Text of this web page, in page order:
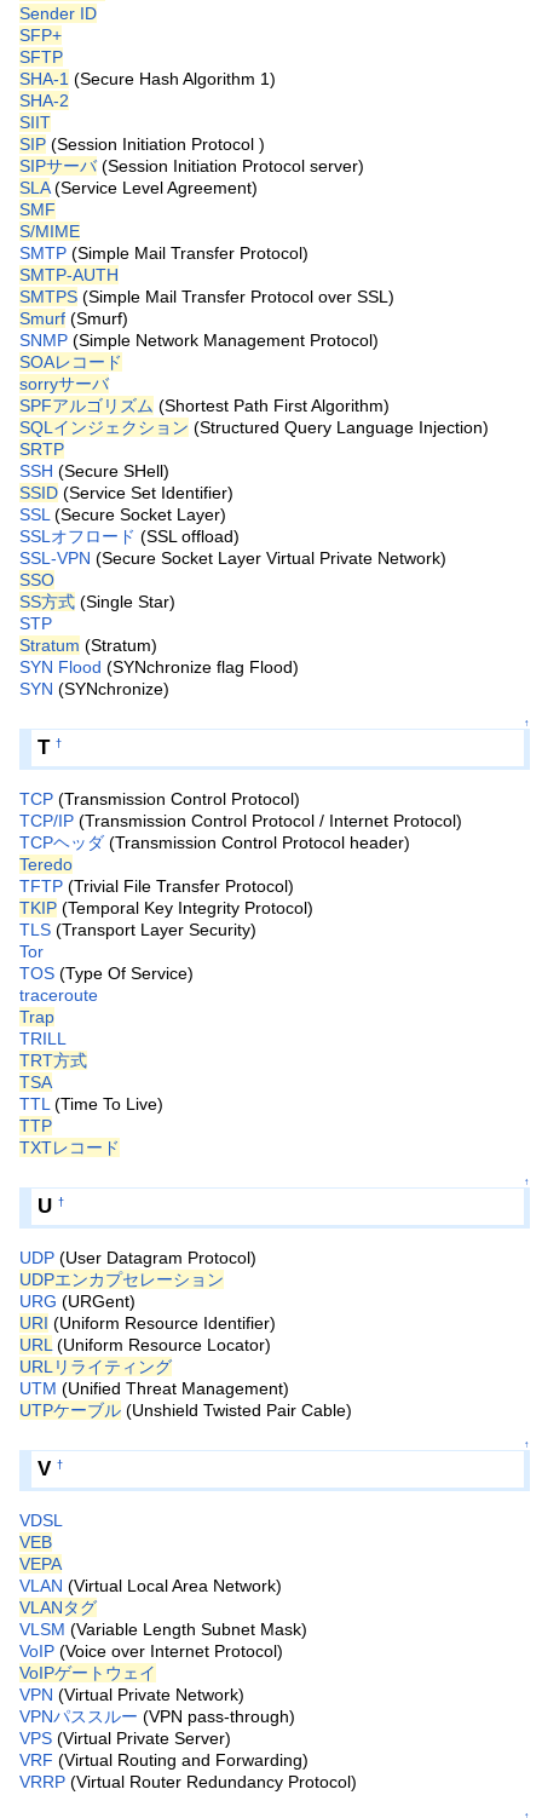
Sender ID
SFP+
SFTP
SHA-1 (Secure Hash Algorithm 1)
SHA-2
SIIT
SIP (Session Initiation Protocol )
SIPサーバ(Session Initiation Protocol server)
SLA(Service Level Agreement)
SMF
S/MIME
SMTP (Simple Mail Transfer Protocol)
SMTP-AUTH
SMTPS (Simple Mail Transfer Protocol over SSL)
Smurf (Smurf)
SNMP (Simple Network Management Protocol)
SOAレコード
sorryサーバ
SPFアルゴリズム (Shortest Path First Algorithm)
SQLインジェクション (Structured Query Language Injection)
SRTP
SSH (Secure SHell)
SSID (Service Set Identifier)
SSL (Secure Socket Layer)
SSLオフロード (SSL offload)
SSL-VPN (Secure Socket Layer Virtual Private Network)
SSO
SS方式 (Single Star)
STP
Stratum (Stratum)
SYN Flood (SYNchronize flag Flood)
SYN (SYNchronize)
↑
T †
TCP (Transmission Control Protocol)
TCP/IP (Transmission Control Protocol / Internet Protocol)
TCPヘッダ (Transmission Control Protocol header)
Teredo
TFTP (Trivial File Transfer Protocol)
TKIP (Temporal Key Integrity Protocol)
TLS (Transport Layer Security)
Tor
TOS (Type Of Service)
traceroute
Trap
TRILL
TRT方式
TSA
TTL (Time To Live)
TTP
TXTレコード
↑
U †
UDP (User Datagram Protocol)
UDPエンカプセレーション
URG (URGent)
URI (Uniform Resource Identifier)
URL (Uniform Resource Locator)
URLリライティング
UTM (Unified Threat Management)
UTPケーブル (Unshield Twisted Pair Cable)
↑
V †
VDSL
VEB
VEPA
VLAN (Virtual Local Area Network)
VLANタグ
VLSM (Variable Length Subnet Mask)
VoIP (Voice over Internet Protocol)
VoIPゲートウェイ
VPN (Virtual Private Network)
VPNパススルー (VPN pass-through)
VPS (Virtual Private Server)
VRF (Virtual Routing and Forwarding)
VRRP (Virtual Router Redundancy Protocol)
↑